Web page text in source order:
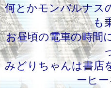
何とかモンパルナス
も
お昼頃の電車の時間
みどりちゃんは書店
ーヒ